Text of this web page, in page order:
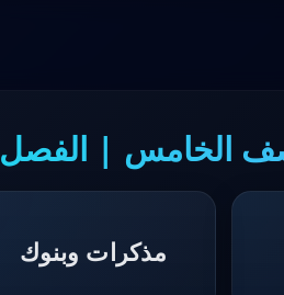
الخامس | الفصل 1
مذكرات وبنوك